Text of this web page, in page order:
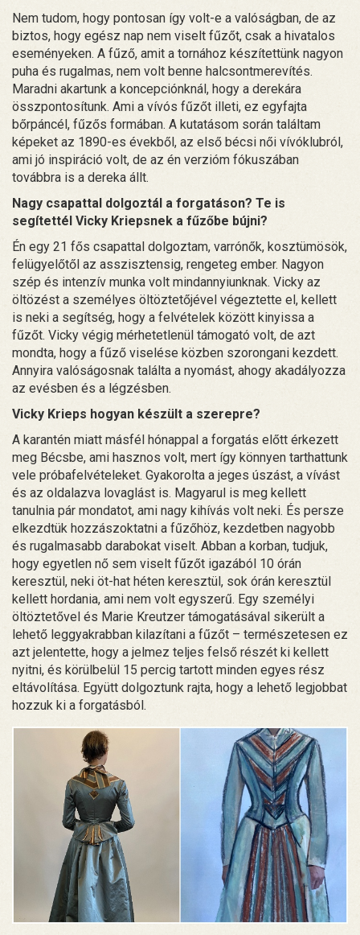
Nem tudom, hogy pontosan így volt-e a valóságban, de az
biztos, hogy egész nap nem viselt fűzőt, csak a hivatalos
eseményeken. A fűző, amit a tornához készítettünk nagyon
puha és rugalmas, nem volt benne halcsontmerevítés.
Maradni akartunk a koncepciónknál, hogy a derekára
összpontosítunk. Ami a vívós fűzőt illeti, ez egyfajta
bőrpáncél, fűzős formában. A kutatásom során találtam
képeket az 1890-es évekből, az első bécsi női vívóklubról,
ami jó inspiráció volt, de az én verzióm fókuszában
továbbra is a dereka állt.
Nagy csapattal dolgoztál a forgatáson? Te is
segítettél Vicky Kriepsnek a fűzőbe bújni?
Én egy 21 fős csapattal dolgoztam, varrónők, kosztümösök,
felügyelőtől az asszisztensig, rengeteg ember. Nagyon
szép és intenzív munka volt mindannyiunknak. Vicky az
öltözést a személyes öltöztetőjével végeztette el, kellett
is neki a segítség, hogy a felvételek között kinyissa a
fűzőt. Vicky végig mérhetetlenül támogató volt, de azt
mondta, hogy a fűző viselése közben szorongani kezdett.
Annyira valóságosnak találta a nyomást, ahogy akadályozza
az evésben és a légzésben.
Vicky Krieps hogyan készült a szerepre?
A karantén miatt másfél hónappal a forgatás előtt érkezett
meg Bécsbe, ami hasznos volt, mert így könnyen tarthattunk
vele próbafelvételeket. Gyakorolta a jeges úszást, a vívást
és az oldalazva lovaglást is. Magyarul is meg kellett
tanulnia pár mondatot, ami nagy kihívás volt neki. És persze
elkezdtük hozzászoktatni a fűzőhöz, kezdetben nagyobb
és rugalmasabb darabokat viselt. Abban a korban, tudjuk,
hogy egyetlen nő sem viselt fűzőt igazából 10 órán
keresztül, neki öt-hat héten keresztül, sok órán keresztül
kellett hordania, ami nem volt egyszerű. Egy személyi
öltöztetővel és Marie Kreutzer támogatásával sikerült a
lehető leggyakrabban kilazítani a fűzőt – természetesen ez
azt jelentette, hogy a jelmez teljes felső részét ki kellett
nyitni, és körülbelül 15 percig tartott minden egyes rész
eltávolítása. Együtt dolgoztunk rajta, hogy a lehető legjobbat
hozzuk ki a forgatásból.